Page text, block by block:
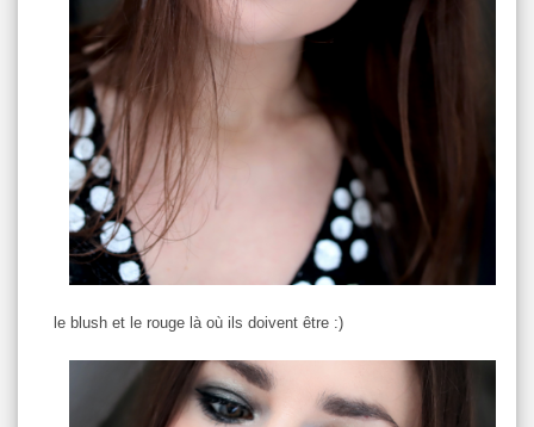
le blush et le rouge là où ils doivent être :)